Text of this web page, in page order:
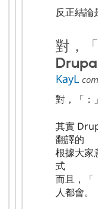
反正結論
對，
KayL
對，「：
其實
翻譯的
根據大家
式
而且，「
人都會。